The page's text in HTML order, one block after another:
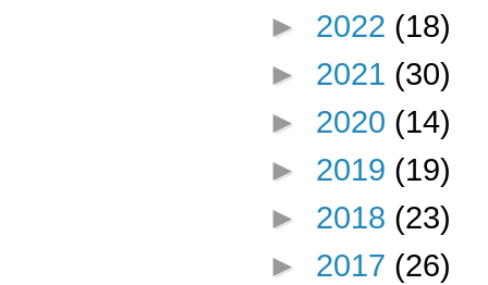
► 2022 (18)
► 2021 (30)
► 2020 (14)
► 2019 (19)
► 2018 (23)
► 2017 (26)